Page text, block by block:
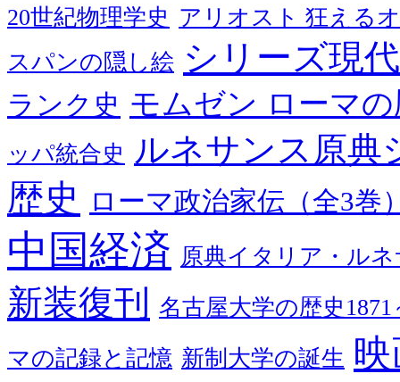
20世紀物理学史 アリオスト 狂える
スパンの隠し絵 シリーズ現
ランク史 モムゼン ローマ
ッパ統合史 ルネサンス原典
歴史 ローマ政治家伝（全3巻
中国経済 原典イタリア・ル
新装復刊 名古屋大学の歴史1871
マの記録と記憶 新制大学の誕生